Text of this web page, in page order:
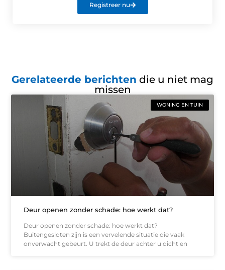
Registreer nu
Gerelateerde berichten die u niet mag
missen
WONING EN TUIN
Deur openen zonder schade: hoe werkt dat?
Deur openen zonder schade: hoe werkt dat?
Buitengesloten zijn is een vervelende situatie die vaak
onverwacht gebeurt. U trekt de deur achter u dicht en